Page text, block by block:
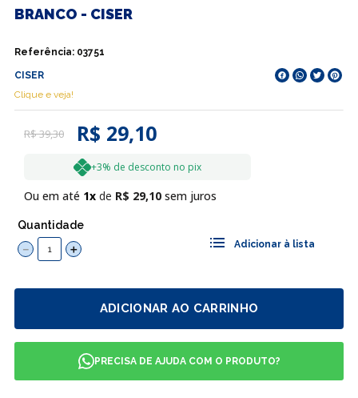
BRANCO - CISER
Referência: 03751
CISER
Clique e veja!
R$39,30 R$ 29,10
+3% de desconto no pix
Ou em até 1 R$ 29,10 sem juros
Quantidade
＋
－
ADICIONAR AO CARRINHO
PRECISA DE AJUDA COM O PRODUTO?